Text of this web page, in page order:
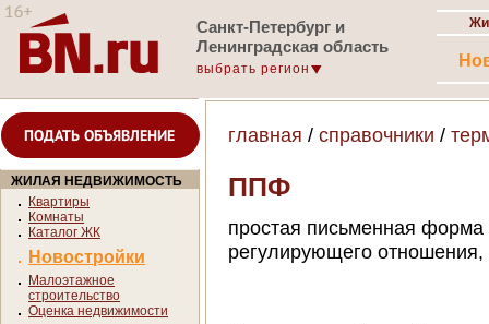
Санкт-Петербург и
Ленинградская область
выбрать регион
ПОДАТЬ ОБЪЯВЛЕНИЕ
ЖИЛАЯ НЕДВИЖИМОСТЬ
Квартиры
Комнаты
Каталог ЖК
Новостройки
Малоэтажное
строительство
Оценка недвижимости
главная / справочники /
ППФ
простая письменная форма
регулирующего